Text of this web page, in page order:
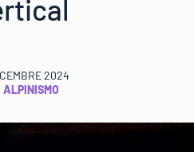
2024
ALPINISMO